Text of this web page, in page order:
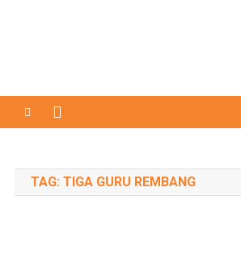
TAG: TIGA GURU REMBANG